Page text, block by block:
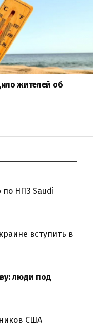
жителей об
по НПЗ Saudi
вступить в
люди под
США